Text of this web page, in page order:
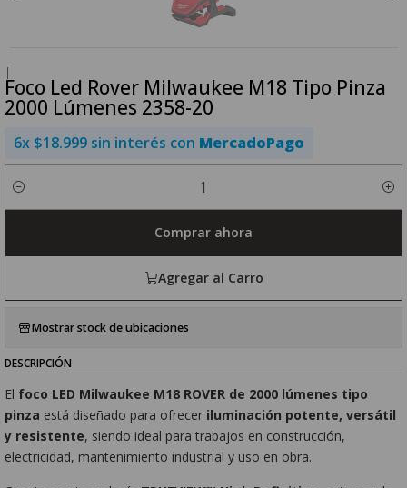
|
Foco Led Rover Milwaukee M18 Tipo Pinza
2000 Lúmenes 2358-20
6x $18.999 sin interés con MercadoPago
Cantidad
Agregar al Carro
Comprar ahora
Mostrar stock de ubicaciones
DESCRIPCIÓN
El foco LED Milwaukee M18 ROVER de 2000 lúmenes tipo
pinza está diseñado para ofrecer iluminación potente, versátil
y resistente, siendo ideal para trabajos en construcción,
electricidad, mantenimiento industrial y uso en obra.